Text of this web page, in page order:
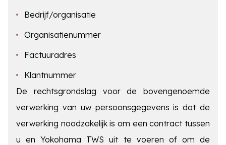
Bedrijf/organisatie
Organisatienummer
Factuuradres
Klantnummer
De rechtsgrondslag voor de bovengenoemde
verwerking van uw persoonsgegevens is dat de
verwerking noodzakelijk is om een contract tussen
u en Yokohama TWS uit te voeren of om de